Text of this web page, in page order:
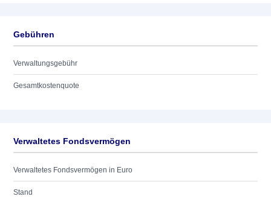
Gebühren
Verwaltungsgebühr
Gesamtkostenquote
Verwaltetes Fondsvermögen
Verwaltetes Fondsvermögen in Euro
Stand